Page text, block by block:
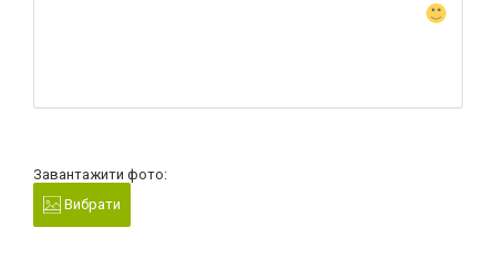
Завантажити фото:
Вибрати